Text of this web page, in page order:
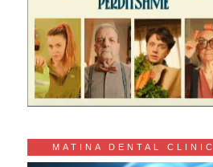
MATINA DENTAL CLINIC